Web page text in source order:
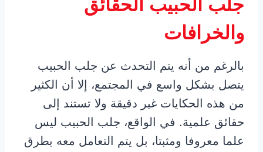
جلب الحبيب الحقائق
والخرافات
بالرغم من أنه يتم التحدث عن جلب الحبيب
يتصل بشكل واسع في المجتمع، إلا أن الكثير
من هذه الحكايات غير دقيقة ولا تستند إلى
حقائق علمية. في الواقع، جلب الحبيب ليس
علما معروفا ومثبتا، بل يتم التعامل معه بطرق